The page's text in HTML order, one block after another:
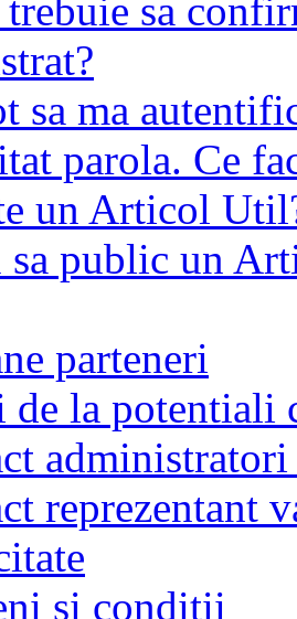
trebuie sa
sa ma
parola. Ce
un Articol
sa public un
parteneri
de la potentiali
reprezentant
si conditii